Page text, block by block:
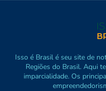
Isso é Brasil é seu site de
Regiões do Brasil. Aqui
imparcialidade. Os